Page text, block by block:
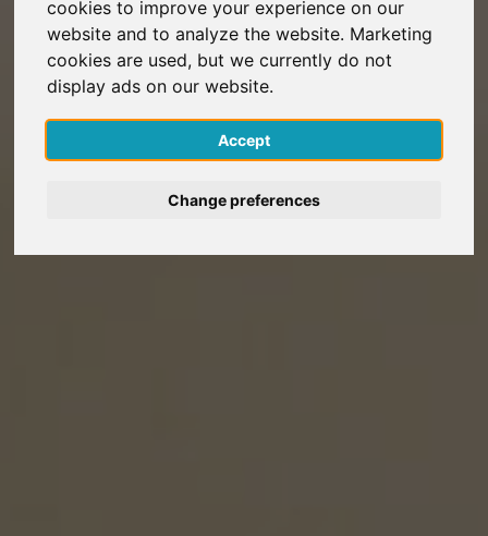
cookies to improve your experience on our
website and to analyze the website. Marketing
cookies are used, but we currently do not
display ads on our website.
Accept
Change preferences
Gratis registreren
Inloggen
English
Deutsch
Español